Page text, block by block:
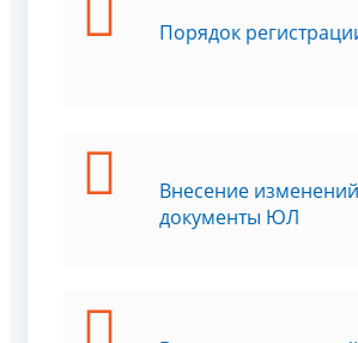
Порядок
Внесение
документы ЮЛ